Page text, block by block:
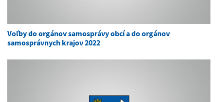
Voľby do orgánov samosprávy obcí a do orgánov
samosprávnych krajov 2022